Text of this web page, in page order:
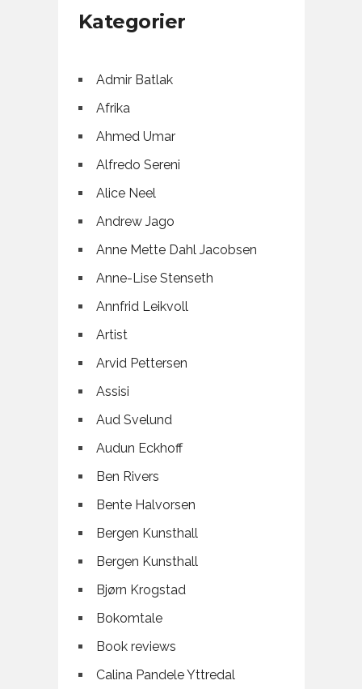
Kategorier
Admir Batlak
Afrika
Ahmed Umar
Alfredo Sereni
Alice Neel
Andrew Jago
Anne Mette Dahl Jacobsen
Anne-Lise Stenseth
Annfrid Leikvoll
Artist
Arvid Pettersen
Assisi
Aud Svelund
Audun Eckhoff
Ben Rivers
Bente Halvorsen
Bergen Kunsthall
Bergen Kunsthall
Bjørn Krogstad
Bokomtale
Book reviews
Calina Pandele Yttredal